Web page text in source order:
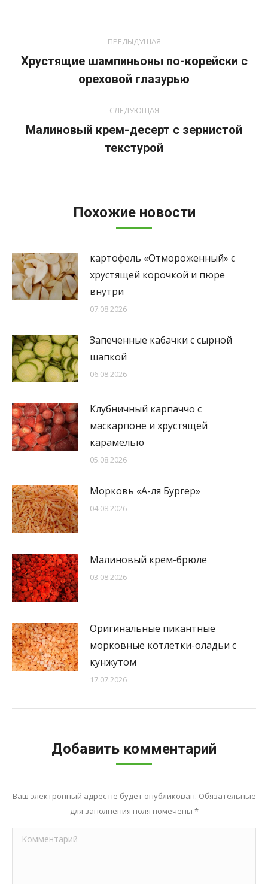
по
записям
ПРЕДЫДУЩАЯ
Предыдущая
запись:
Хрустящие шампиньоны по-корейски с
ореховой глазурью
СЛЕДУЮЩАЯ
Следующая
запись:
Малиновый крем-десерт с зернистой
текстурой
Похожие новости
картофель «Отмороженный» с
хрустящей корочкой и пюре
внутри
07.08.2026
Запеченные кабачки с сырной
шапкой
06.08.2026
Клубничный карпаччо с
маскарпоне и хрустящей
карамелью
05.08.2026
Морковь «А-ля Бургер»
04.08.2026
Малиновый крем-брюле
03.08.2026
Оригинальные пикантные
морковные котлетки-оладьи с
кунжутом
17.07.2026
Добавить комментарий
Ваш электронный адрес не будет опубликован. Обязательные
для заполнения поля помечены *
Комментарий